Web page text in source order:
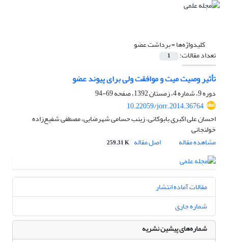
کلیدواژه‌ها =برداشت عضو
تعداد مقالات: 1
تأثیر وصیت میت و موافقت ولی برای پیوند عضو
دوره 9، شماره 4، زمستان 1392، صفحه
69-94
10.22059/jorr.2014.36764
احسان علی اکبری بابوکانی، زینب حسامی شهرضایی، مصطفی شفیع‌زاده
خولنجانی
مشاهده مقاله
اصل مقاله 259.31 K
مقالات آماده انتشار
شماره جاری
شماره‌های پیشین نشریه